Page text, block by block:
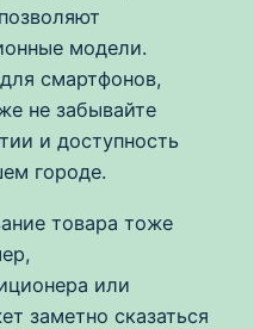
модели.
смартфонов,
не забывайте
и доступность
городе.
товара тоже
или
заметно сказаться